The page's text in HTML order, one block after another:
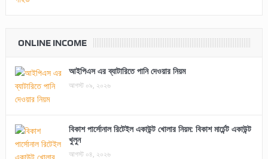
ONLINE INCOME
আইপিএস এর ব্যাটারিতে পানি দেওয়ার নিয়ম
আগস্ট ০৯, ২০২৬
বিকাশ পার্সোনাল রিটেইল একাউন্ট খোলার নিয়ম: বিকাশ মার্চেন্ট একাউন্ট
খুলুন
আগস্ট ০৪, ২০২৬